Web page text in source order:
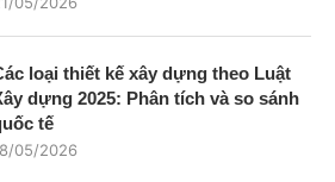
loại thiết kế xây dựng theo Luật
dựng 2025: Phân tích và so sánh
tế
05/2026